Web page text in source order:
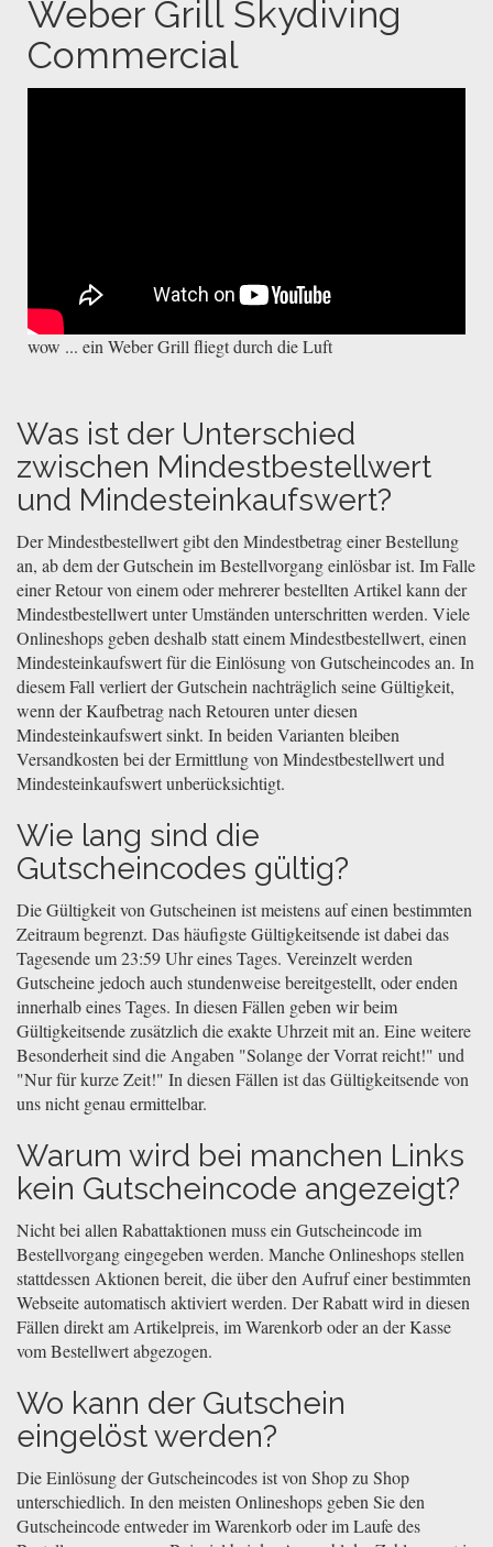
Weber Grill Skydiving
Commercial
wow ... ein Weber Grill fliegt durch die Luft
Was ist der Unterschied
zwischen Mindestbestellwert
und Mindesteinkaufswert?
Der Mindestbestellwert gibt den Mindestbetrag einer Bestellung
an, ab dem der Gutschein im Bestellvorgang einlösbar ist. Im Falle
einer Retour von einem oder mehrerer bestellten Artikel kann der
Mindestbestellwert unter Umständen unterschritten werden. Viele
Onlineshops geben deshalb statt einem Mindestbestellwert, einen
Mindesteinkaufswert für die Einlösung von Gutscheincodes an. In
diesem Fall verliert der Gutschein nachträglich seine Gültigkeit,
wenn der Kaufbetrag nach Retouren unter diesen
Mindesteinkaufswert sinkt. In beiden Varianten bleiben
Versandkosten bei der Ermittlung von Mindestbestellwert und
Mindesteinkaufswert unberücksichtigt.
Wie lang sind die
Gutscheincodes gültig?
Die Gültigkeit von Gutscheinen ist meistens auf einen bestimmten
Zeitraum begrenzt. Das häufigste Gültigkeitsende ist dabei das
Tagesende um 23:59 Uhr eines Tages. Vereinzelt werden
Gutscheine jedoch auch stundenweise bereitgestellt, oder enden
innerhalb eines Tages. In diesen Fällen geben wir beim
Gültigkeitsende zusätzlich die exakte Uhrzeit mit an. Eine weitere
Besonderheit sind die Angaben "Solange der Vorrat reicht!" und
"Nur für kurze Zeit!" In diesen Fällen ist das Gültigkeitsende von
uns nicht genau ermittelbar.
Warum wird bei manchen Links
kein Gutscheincode angezeigt?
Nicht bei allen Rabattaktionen muss ein Gutscheincode im
Bestellvorgang eingegeben werden. Manche Onlineshops stellen
stattdessen Aktionen bereit, die über den Aufruf einer bestimmten
Webseite automatisch aktiviert werden. Der Rabatt wird in diesen
Fällen direkt am Artikelpreis, im Warenkorb oder an der Kasse
vom Bestellwert abgezogen.
Wo kann der Gutschein
eingelöst werden?
Die Einlösung der Gutscheincodes ist von Shop zu Shop
unterschiedlich. In den meisten Onlineshops geben Sie den
Gutscheincode entweder im Warenkorb oder im Laufe des